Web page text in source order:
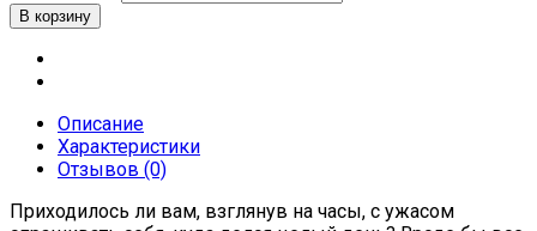
Описание
Характеристики
Отзывов (0)
Приходилось ли вам, взглянув на часы, с ужасом